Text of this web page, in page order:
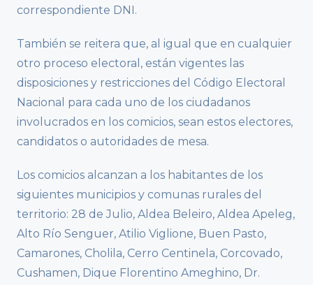
correspondiente DNI.
También se reitera que, al igual que en cualquier
otro proceso electoral, están vigentes las
disposiciones y restricciones del Código Electoral
Nacional para cada uno de los ciudadanos
involucrados en los comicios, sean estos electores,
candidatos o autoridades de mesa.
Los comicios alcanzan a los habitantes de los
siguientes municipios y comunas rurales del
territorio: 28 de Julio, Aldea Beleiro, Aldea Apeleg,
Alto Río Senguer, Atilio Viglione, Buen Pasto,
Camarones, Cholila, Cerro Centinela, Corcovado,
Cushamen, Dique Florentino Ameghino, Dr.